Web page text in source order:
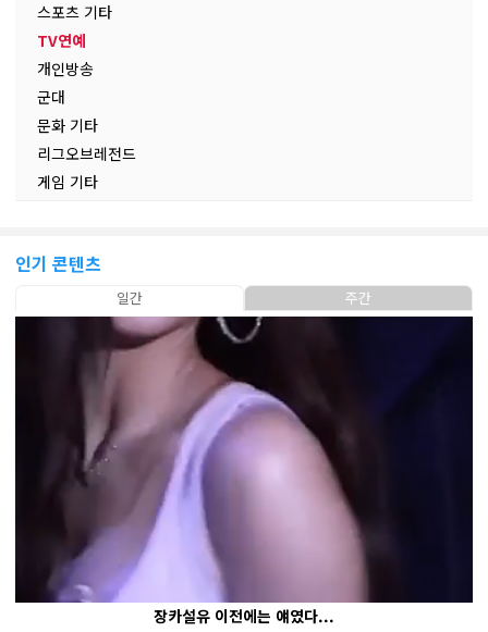
스포츠 기타
TV연예
개인방송
군대
문화 기타
리그오브레전드
게임 기타
인기 콘텐츠
일간 주간
장카설유 이전에는 얘였다...